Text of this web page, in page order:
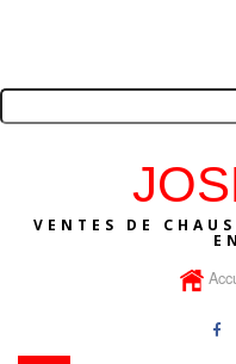
VENTES DE